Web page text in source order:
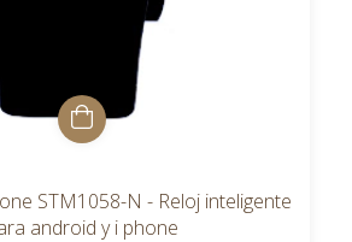
STM1058-N - Reloj inteligente
android y i phone